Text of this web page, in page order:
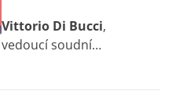
Vittorio Di Bucci,
vedoucí soudní